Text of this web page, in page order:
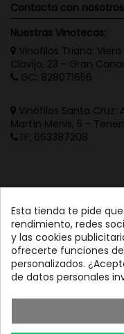
Contacta con nosotros
Nuestras Vinotecas:
Vinofilos Triana: Viera
Clavijo, 23 - Gran
GC: 828071656
Vinófilos Santa Cruz:
Martín Menis, 5 -
TF: 663387208
Esta tienda te pide
rendimiento, redes
y las cookies
ofrecerte funciones
personalizados.
de datos personales